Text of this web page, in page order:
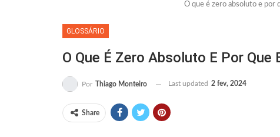
O que é zero absoluto e por
GLOSSÁRIO
O Que É Zero Absoluto E Por
Por Thiago Monteiro Last updated 2 fev, 2024
Share